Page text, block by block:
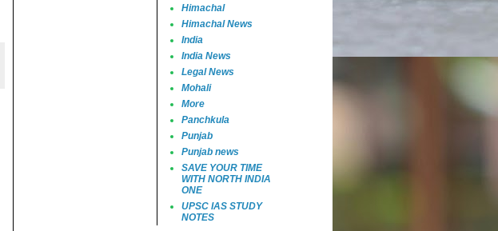
Himachal
Himachal News
India
India News
Legal News
Mohali
More
Panchkula
Punjab
Punjab news
SAVE YOUR TIME
WITH NORTH INDIA
ONE
UPSC IAS STUDY
NOTES